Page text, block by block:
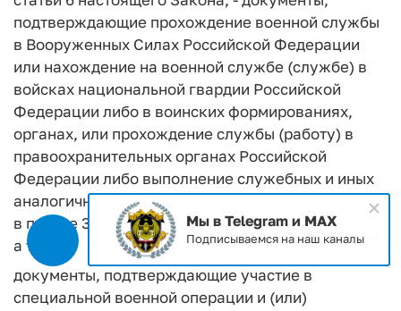
подтверждающие прохождение военной службы
в Вооруженных Силах Российской Федерации
или нахождение на военной службе (службе) в
войсках национальной гвардии Российской
Федерации либо в воинских формированиях,
органах, или прохождение службы (работу) в
правоохранительных органах Российской
Федерации либо выполнение служебных и иных
аналогичных функций на территориях, указанных
в пункте 3.1 части 1 статьи 6 настоящего Закона,
а также:
документы, подтверждающие участие в
специальной военной операции и (или)
Мы в Telegram и MAX
Подписываемся на наш каналы